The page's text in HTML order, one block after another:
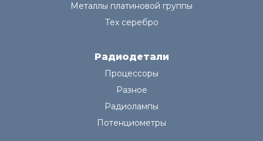
Металлы платиновой группы
Тех серебро
Радиодетали
Процессоры
Разное
Радиолампы
Потенциометры